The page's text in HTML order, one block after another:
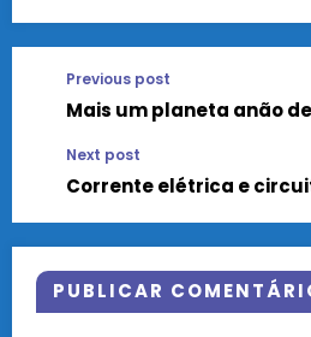
Previous post
Mais um planeta anão
Next post
Corrente elétrica e
PUBLICAR